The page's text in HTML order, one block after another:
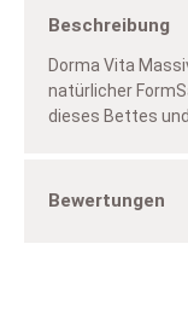
Beschreibung
Dorma Vita
natürlicher
dieses Bettes und
Bewertungen